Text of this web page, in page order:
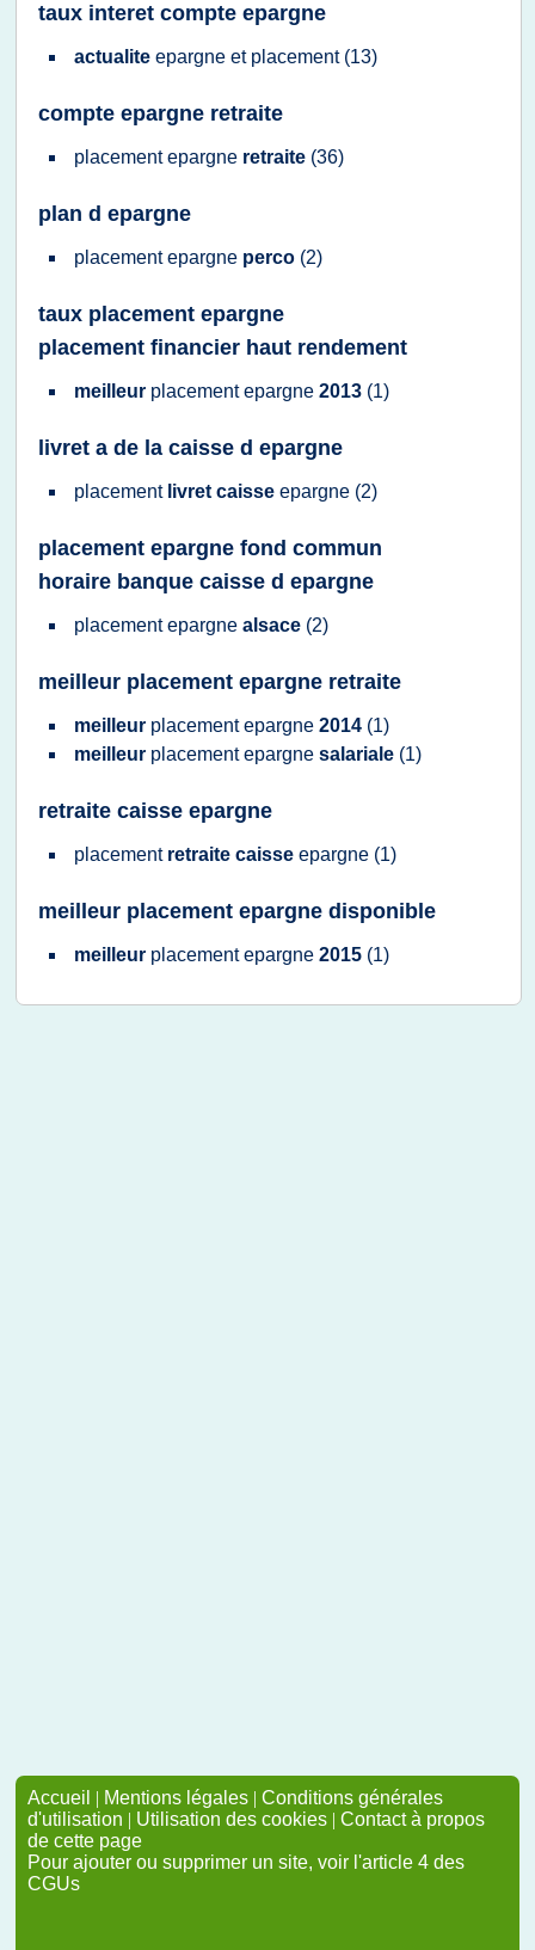
taux interet compte epargne
actualite epargne et placement (13)
compte epargne retraite
placement epargne retraite (36)
plan d epargne
placement epargne perco (2)
taux placement epargne
placement financier haut rendement
meilleur placement epargne 2013 (1)
livret a de la caisse d epargne
placement livret caisse epargne (2)
placement epargne fond commun
horaire banque caisse d epargne
placement epargne alsace (2)
meilleur placement epargne retraite
meilleur placement epargne 2014 (1)
meilleur placement epargne salariale (1)
retraite caisse epargne
placement retraite caisse epargne (1)
meilleur placement epargne disponible
meilleur placement epargne 2015 (1)
Accueil | Mentions légales | Conditions générales
d'utilisation | Utilisation des cookies | Contact à propos
de cette page
Pour ajouter ou supprimer un site, voir l'article 4 des
CGUs